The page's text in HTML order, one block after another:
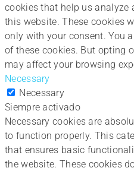
cookies that help us analyze
this website. These cookies
only with your consent. You
of these cookies. But opting
may affect your browsing
Necessary
Necessary
Siempre activado
Necessary cookies are
to function properly. This
that ensures basic
the website. These cookies